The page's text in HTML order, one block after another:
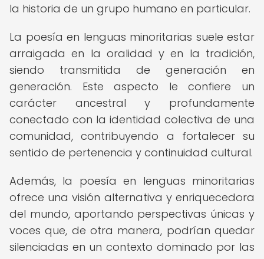
la historia de un grupo humano en particular.
La poesía en lenguas minoritarias suele estar
arraigada en la oralidad y en la tradición,
siendo transmitida de generación en
generación. Este aspecto le confiere un
carácter ancestral y profundamente
conectado con la identidad colectiva de una
comunidad, contribuyendo a fortalecer su
sentido de pertenencia y continuidad cultural.
Además, la poesía en lenguas minoritarias
ofrece una visión alternativa y enriquecedora
del mundo, aportando perspectivas únicas y
voces que, de otra manera, podrían quedar
silenciadas en un contexto dominado por las